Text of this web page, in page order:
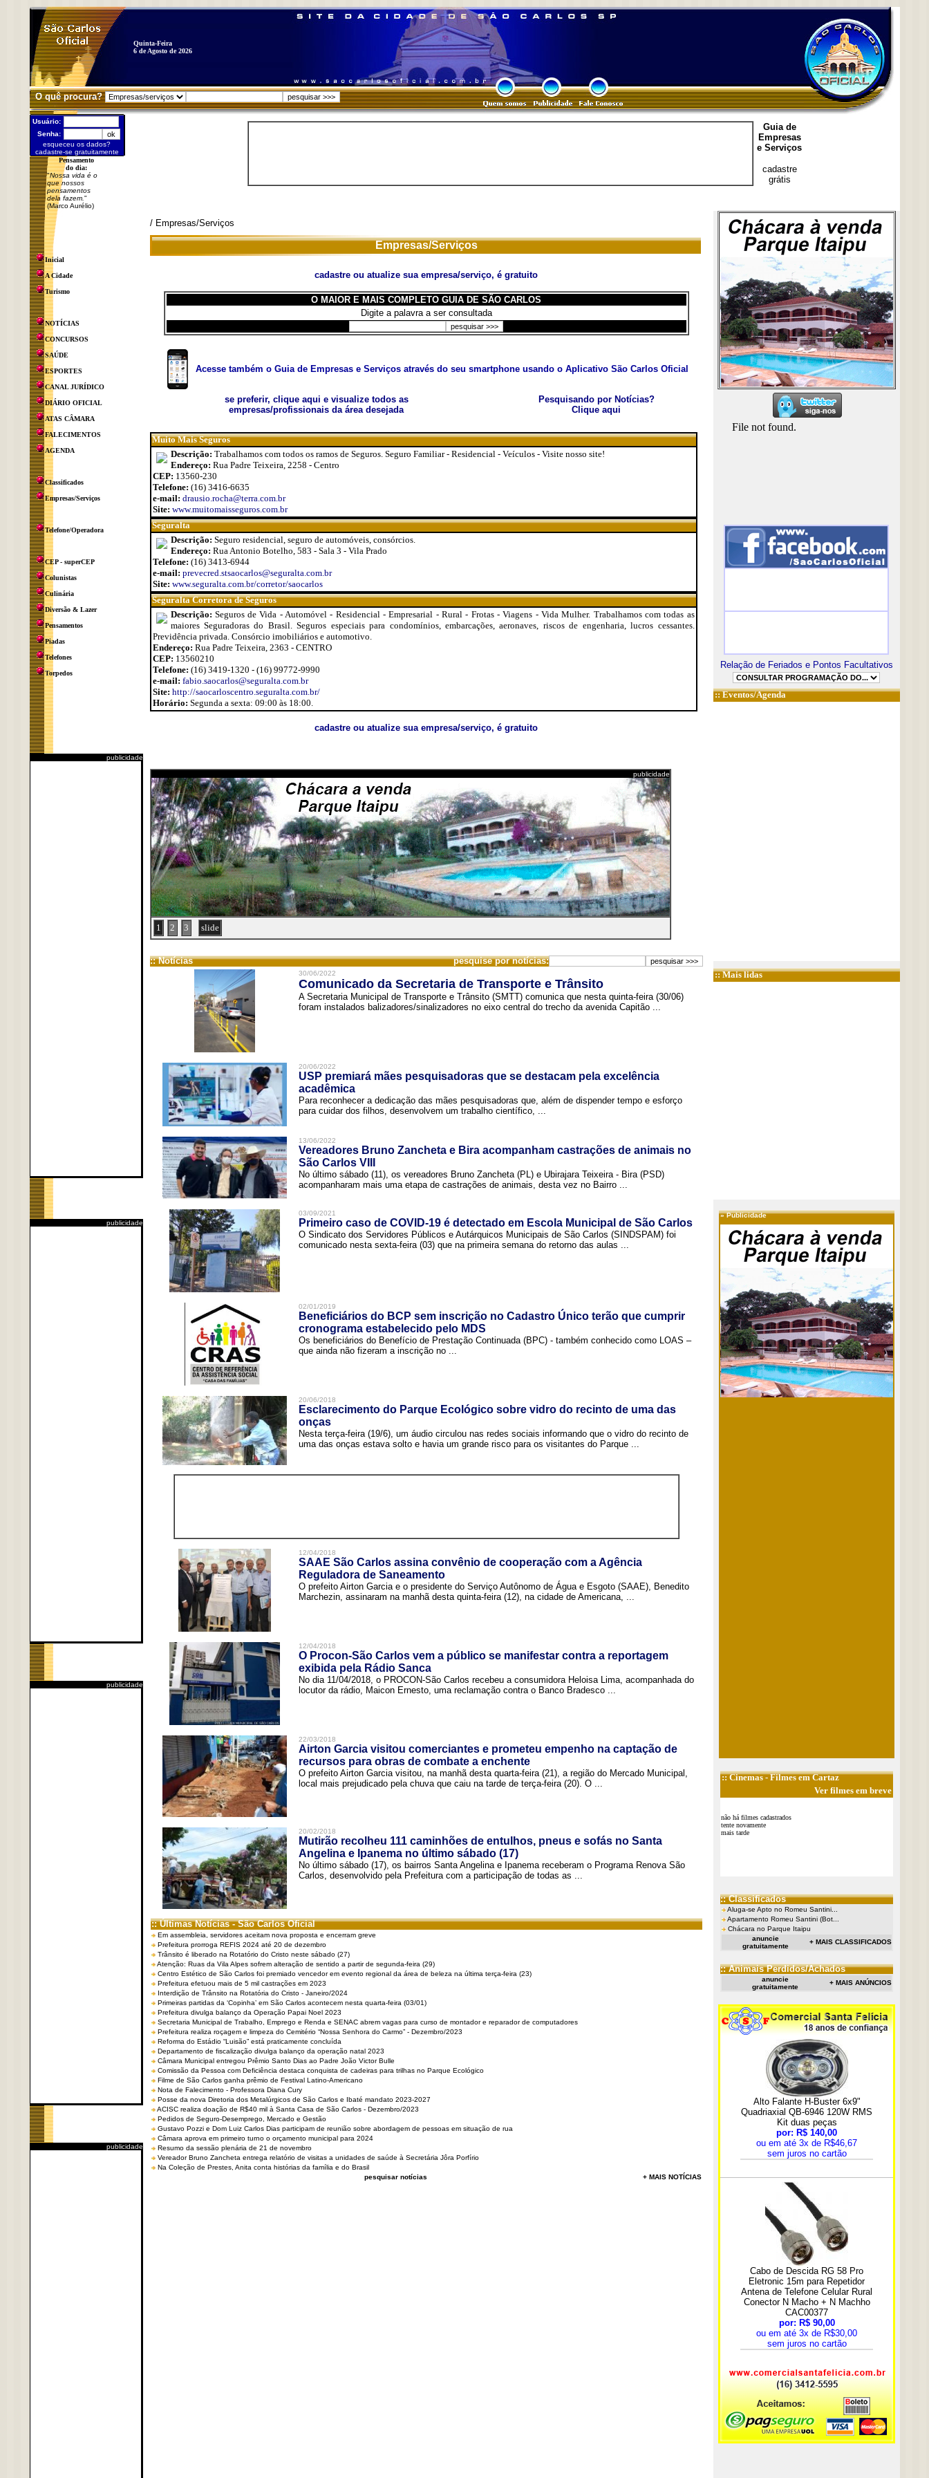
Quinta-Feira
6 de Agosto de 2026
O quê procura?
Usuário:
Senha:
esqueceu os dados?
cadastre-se gratuitamente
Pensamento
do dia:
"Nossa vida é o
que nossos
pensamentos
dela fazem. "
(Marco Aurélio)
Inicial
A Cidade
Turismo
NOTÍCIAS
CONCURSOS
SAÚDE
ESPORTES
CANAL JURÍDICO
DIÁRIO OFICIAL
ATAS CÂMARA
FALECIMENTOS
AGENDA
Classificados
Empresas/Serviços
Telefone/Operadora
CEP - superCEP
Colunistas
Culinária
Diversão & Lazer
Pensamentos
Piadas
Telefones
Torpedos
publicidade
publicidade
publicidade
publicidade
Guia de
Empresas
e Serviços
cadastre
grátis
/ Empresas/Serviços
Empresas/Serviços
cadastre ou atualize sua empresa/serviço, é gratuito
O MAIOR E MAIS COMPLETO GUIA DE SÃO CARLOS
Digite a palavra a ser consultada
Acesse também o Guia de Empresas e Serviços através do seu smartphone usando o Aplicativo São Carlos Oficial
se preferir, clique aqui e visualize todos as
empresas/profissionais da área desejada
Pesquisando por Notícias?
Clique aqui
Muito Mais Seguros
Descrição: Trabalhamos com todos os ramos de Seguros. Seguro Familiar - Residencial - Veículos - Visite nosso site!
Endereço: Rua Padre Teixeira, 2258 - Centro
CEP: 13560-230
Telefone: (16) 3416-6635
e-mail: drausio.rocha@terra.com.br
Site: www.muitomaisseguros.com.br
Seguralta
Descrição: Seguro residencial, seguro de automóveis, consórcios.
Endereço: Rua Antonio Botelho, 583 - Sala 3 - Vila Prado
Telefone: (16) 3413-6944
e-mail: prevecred.stsaocarlos@seguralta.com.br
Site: www.seguralta.com.br/corretor/saocarlos
Seguralta Corretora de Seguros
Descrição: Seguros de Vida - Automóvel - Residencial - Empresarial - Rural - Frotas - Viagens - Vida Mulher. Trabalhamos com todas as
maiores Seguradoras do Brasil. Seguros especiais para condomínios, embarcações, aeronaves, riscos de engenharia, lucros cessantes.
Previdência privada. Consórcio imobiliários e automotivo.
Endereço: Rua Padre Teixeira, 2363 - CENTRO
CEP: 13560210
Telefone: (16) 3419-1320 - (16) 99772-9990
e-mail: fabio.saocarlos@seguralta.com.br
Site: http://saocarloscentro.seguralta.com.br/
Horário: Segunda a sexta: 09:00 às 18:00.
cadastre ou atualize sua empresa/serviço, é gratuito
publicidade
1 2 3 slide
:: Notícias pesquise por notícias:
30/06/2022
Comunicado da Secretaria de Transporte e Trânsito
A Secretaria Municipal de Transporte e Trânsito (SMTT) comunica que nesta quinta-feira (30/06)
foram instalados balizadores/sinalizadores no eixo central do trecho da avenida Capitão ...
20/06/2022
USP premiará mães pesquisadoras que se destacam pela excelência
acadêmica
Para reconhecer a dedicação das mães pesquisadoras que, além de dispender tempo e esforço
para cuidar dos filhos, desenvolvem um trabalho científico, ...
13/06/2022
Vereadores Bruno Zancheta e Bira acompanham castrações de animais no
São Carlos VIII
No último sábado (11), os vereadores Bruno Zancheta (PL) e Ubirajara Teixeira - Bira (PSD)
acompanharam mais uma etapa de castrações de animais, desta vez no Bairro ...
03/09/2021
Primeiro caso de COVID-19 é detectado em Escola Municipal de São Carlos
O Sindicato dos Servidores Públicos e Autárquicos Municipais de São Carlos (SINDSPAM) foi
comunicado nesta sexta-feira (03) que na primeira semana do retorno das aulas ...
02/01/2019
Beneficiários do BCP sem inscrição no Cadastro Único terão que cumprir
cronograma estabelecido pelo MDS
Os beneficiários do Benefício de Prestação Continuada (BPC) - também conhecido como LOAS –
que ainda não fizeram a inscrição no ...
20/06/2018
Esclarecimento do Parque Ecológico sobre vidro do recinto de uma das
onças
Nesta terça-feira (19/6), um áudio circulou nas redes sociais informando que o vidro do recinto de
uma das onças estava solto e havia um grande risco para os visitantes do Parque ...
12/04/2018
SAAE São Carlos assina convênio de cooperação com a Agência
Reguladora de Saneamento
O prefeito Airton Garcia e o presidente do Serviço Autônomo de Água e Esgoto (SAAE), Benedito
Marchezin, assinaram na manhã desta quinta-feira (12), na cidade de Americana, ...
12/04/2018
O Procon-São Carlos vem a público se manifestar contra a reportagem
exibida pela Rádio Sanca
No dia 11/04/2018, o PROCON-São Carlos recebeu a consumidora Heloisa Lima, acompanhada do
locutor da rádio, Maicon Ernesto, uma reclamação contra o Banco Bradesco ...
22/03/2018
Airton Garcia visitou comerciantes e prometeu empenho na captação de
recursos para obras de combate a enchente
O prefeito Airton Garcia visitou, na manhã desta quarta-feira (21), a região do Mercado Municipal,
local mais prejudicado pela chuva que caiu na tarde de terça-feira (20). O ...
20/02/2018
Mutirão recolheu 111 caminhões de entulhos, pneus e sofás no Santa
Angelina e Ipanema no último sábado (17)
No último sábado (17), os bairros Santa Angelina e Ipanema receberam o Programa Renova São
Carlos, desenvolvido pela Prefeitura com a participação de todas as ...
:: Últimas Notícias - São Carlos Oficial
Em assembleia, servidores aceitam nova proposta e encerram greve
Prefeitura prorroga REFIS 2024 até 20 de dezembro
Trânsito é liberado na Rotatório do Cristo neste sábado (27)
Atenção: Ruas da Vila Alpes sofrem alteração de sentido a partir de segunda-feira (29)
Centro Estético de São Carlos foi premiado vencedor em evento regional da área de beleza na última terça-feira (23)
Prefeitura efetuou mais de 5 mil castrações em 2023
Interdição de Trânsito na Rotatória do Cristo - Janeiro/2024
Primeiras partidas da ‘Copinha’ em São Carlos acontecem nesta quarta-feira (03/01)
Prefeitura divulga balanço da Operação Papai Noel 2023
Secretaria Municipal de Trabalho, Emprego e Renda e SENAC abrem vagas para curso de montador e reparador de computadores
Prefeitura realiza roçagem e limpeza do Cemitério “Nossa Senhora do Carmo” - Dezembro/2023
Reforma do Estádio “Luisão” está praticamente concluída
Departamento de fiscalização divulga balanço da operação natal 2023
Câmara Municipal entregou Prêmio Santo Dias ao Padre João Victor Bulle
Comissão da Pessoa com Deficiência destaca conquista de cadeiras para trilhas no Parque Ecológico
Filme de São Carlos ganha prêmio de Festival Latino-Americano
Nota de Falecimento - Professora Diana Cury
Posse da nova Diretoria dos Metalúrgicos de São Carlos e Ibaté mandato 2023-2027
ACISC realiza doação de R$40 mil à Santa Casa de São Carlos - Dezembro/2023
Pedidos de Seguro-Desemprego, Mercado e Gestão
Gustavo Pozzi e Dom Luiz Carlos Dias participam de reunião sobre abordagem de pessoas em situação de rua
Câmara aprova em primeiro turno o orçamento municipal para 2024
Resumo da sessão plenária de 21 de novembro
Vereador Bruno Zancheta entrega relatório de visitas a unidades de saúde à Secretária Jôra Porfírio
Na Coleção de Prestes, Anita conta histórias da família e do Brasil
pesquisar notícias
+ MAIS NOTÍCIAS
Relação de Feriados e Pontos Facultativos
::Eventos/Agenda
:: Mais lidas
»Publicidade
::Cinemas- Filmes em Cartaz
Ver filmes em breve
não há filmes cadastrados
tente novamente
mais tarde
:: Classificados
Aluga-se Apto no Romeu Santini...
Apartamento Romeu Santini (Bot...
Chácara no Parque Itaipu
anuncie
gratuitamente
+ MAIS CLASSIFICADOS
:: Animais Perdidos/Achados
anuncie
gratuitamente
+ MAIS ANÚNCIOS